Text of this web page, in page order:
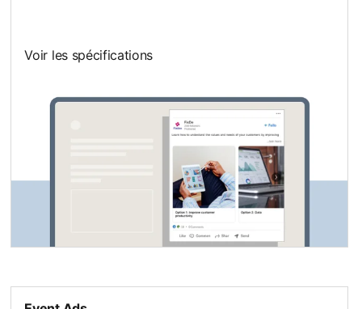
Voir les spécifications